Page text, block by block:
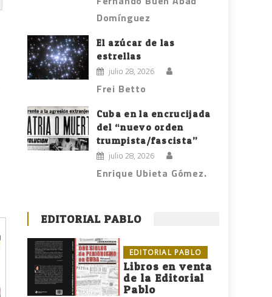
Domínguez
El azúcar de las
estrellas
julio 28, 2026
Frei Betto
Cuba en la encrucijada
del “nuevo orden
trumpista/fascista”
julio 28, 2026
Enrique Ubieta Gómez.
EDITORIAL PABLO
EDITORIAL PABLO
Libros en venta
de la Editorial
Pablo